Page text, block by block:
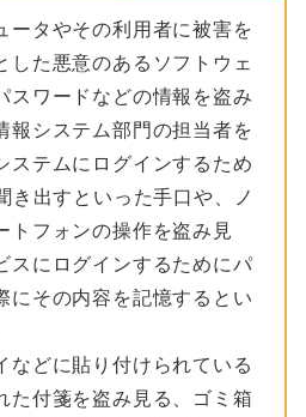
ータやその利用者に被害を
した悪意のあるソフトウェ
スワードなどの情報を盗み
報システム部門の担当者を
ステムにログインするため
き出すといった手口や、ノ
トフォンの操作を盗み見
スにログインするためにパ
にその内容を記憶するとい
などに貼り付けられている
た付箋を盗み見る、ゴミ箱